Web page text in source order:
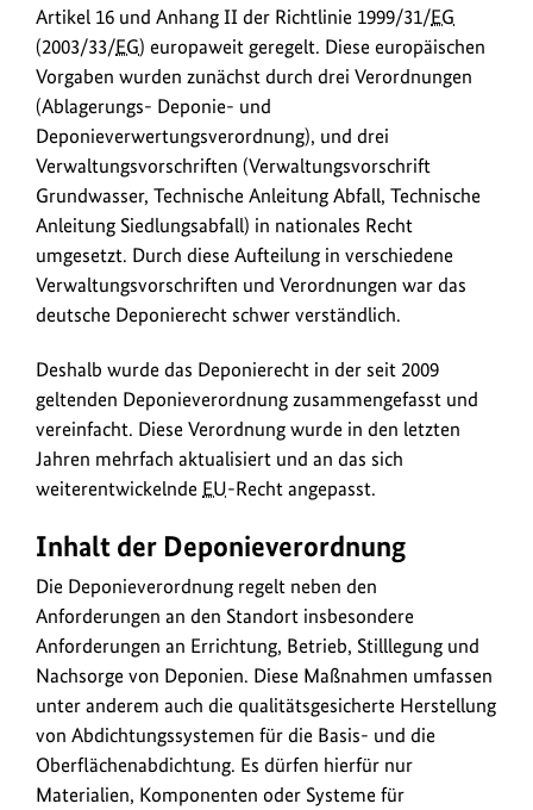
Artikel 16 und Anhang II der Richtlinie 1999/31/EG
(2003/33/EG) europaweit geregelt. Diese europäischen
Vorgaben wurden zunächst durch drei Verordnungen
(Ablagerungs- Deponie- und
Deponieverwertungsverordnung), und drei
Verwaltungsvorschriften (Verwaltungsvorschrift
Grundwasser, Technische Anleitung Abfall, Technische
Anleitung Siedlungsabfall) in nationales Recht
umgesetzt. Durch diese Aufteilung in verschiedene
Verwaltungsvorschriften und Verordnungen war das
deutsche Deponierecht schwer verständlich.
Deshalb wurde das Deponierecht in der seit 2009
geltenden Deponieverordnung zusammengefasst und
vereinfacht. Diese Verordnung wurde in den letzten
Jahren mehrfach aktualisiert und an das sich
weiterentwickelnde EU-Recht angepasst.
Inhalt der Deponieverordnung
Die Deponieverordnung regelt neben den
Anforderungen an den Standort insbesondere
Anforderungen an Errichtung, Betrieb, Stilllegung und
Nachsorge von Deponien. Diese Maßnahmen umfassen
unter anderem auch die qualitätsgesicherte Herstellung
von Abdichtungssystemen für die Basis- und die
Oberflächenabdichtung. Es dürfen hierfür nur
Materialien, Komponenten oder Systeme für